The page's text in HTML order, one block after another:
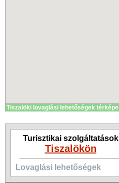
Tiszalöki lovaglási lehetőségek térképe
Turisztikai szolgáltatások
Tiszalökön
Lovaglási lehetőségek